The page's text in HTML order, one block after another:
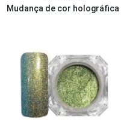
Mudança de cor holográfica